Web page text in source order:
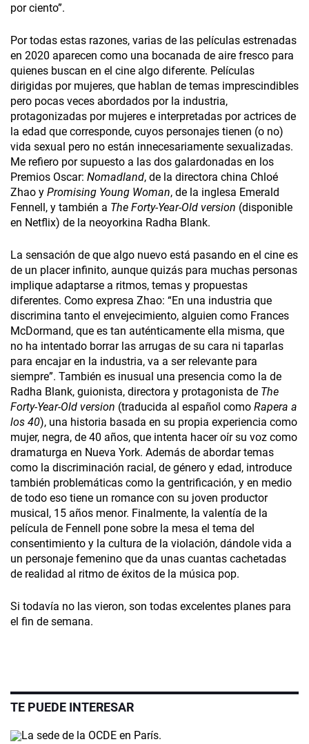
por ciento”.
Por todas estas razones, varias de las películas estrenadas
en 2020 aparecen como una bocanada de aire fresco para
quienes buscan en el cine algo diferente. Películas
dirigidas por mujeres, que hablan de temas imprescindibles
pero pocas veces abordados por la industria,
protagonizadas por mujeres e interpretadas por actrices de
la edad que corresponde, cuyos personajes tienen (o no)
vida sexual pero no están innecesariamente sexualizadas.
Me refiero por supuesto a las dos galardonadas en los
Premios Oscar: Nomadland, de la directora china Chloé
Zhao y Promising Young Woman, de la inglesa Emerald
Fennell, y también a The Forty-Year-Old version (disponible
en Netflix) de la neoyorkina Radha Blank.
La sensación de que algo nuevo está pasando en el cine es
de un placer infinito, aunque quizás para muchas personas
implique adaptarse a ritmos, temas y propuestas
diferentes. Como expresa Zhao: “En una industria que
discrimina tanto el envejecimiento, alguien como Frances
McDormand, que es tan auténticamente ella misma, que
no ha intentado borrar las arrugas de su cara ni taparlas
para encajar en la industria, va a ser relevante para
siempre”. También es inusual una presencia como la de
Radha Blank, guionista, directora y protagonista de The
Forty-Year-Old version (traducida al español como Rapera a
los 40), una historia basada en su propia experiencia como
mujer, negra, de 40 años, que intenta hacer oír su voz como
dramaturga en Nueva York. Además de abordar temas
como la discriminación racial, de género y edad, introduce
también problemáticas como la gentrificación, y en medio
de todo eso tiene un romance con su joven productor
musical, 15 años menor. Finalmente, la valentía de la
película de Fennell pone sobre la mesa el tema del
consentimiento y la cultura de la violación, dándole vida a
un personaje femenino que da unas cuantas cachetadas
de realidad al ritmo de éxitos de la música pop.
Si todavía no las vieron, son todas excelentes planes para
el fin de semana.
TE PUEDE INTERESAR